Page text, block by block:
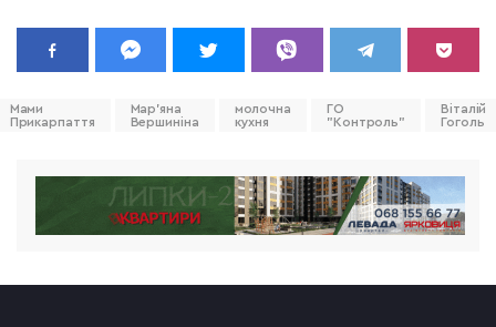
Мами
Прикарпаття
Мар'яна
Вершиніна
молочна
кухня
ГО
"Контроль"
Віталій
Гоголь